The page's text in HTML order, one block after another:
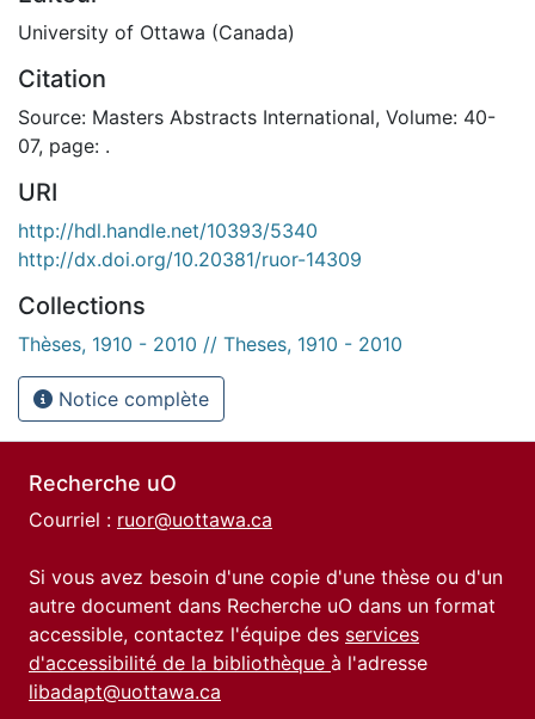
University of Ottawa (Canada)
Citation
Source: Masters Abstracts International, Volume: 40-
07, page: .
URI
http://hdl.handle.net/10393/5340
http://dx.doi.org/10.20381/ruor-14309
Collections
Thèses, 1910 - 2010 // Theses, 1910 - 2010
Notice complète
Recherche uO
Courriel : ruor@uottawa.ca
Si vous avez besoin d'une copie d'une thèse ou d'un
autre document dans Recherche uO dans un format
accessible, contactez l'équipe des services
d'accessibilité de la bibliothèque à l'adresse
libadapt@uottawa.ca